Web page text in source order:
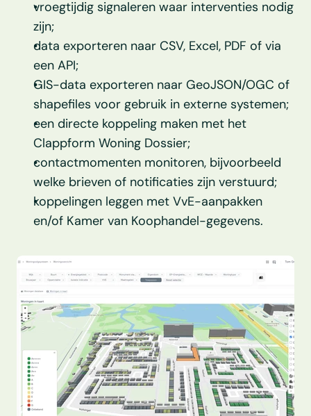
vroegtijdig signaleren waar interventies nodig
zijn;
data exporteren naar CSV, Excel, PDF of via
een API;
GIS-data exporteren naar GeoJSON/OGC of
shapefiles voor gebruik in externe systemen;
een directe koppeling maken met het
Clappform Woning Dossier;
contactmomenten monitoren, bijvoorbeeld
welke brieven of notificaties zijn verstuurd;
koppelingen leggen met VvE-aanpakken
en/of Kamer van Koophandel-gegevens.